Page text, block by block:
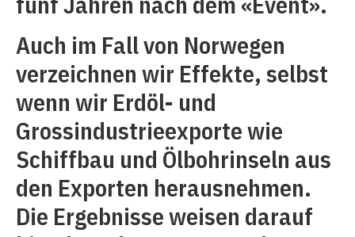
Auch im Fall von Norwegen
verzeichnen wir Effekte, selbst
wenn wir Erdöl- und
Grossindustrieexporte wie
Schiffbau und Ölbohrinseln aus
den Exporten herausnehmen.
Die Ergebnisse weisen darauf